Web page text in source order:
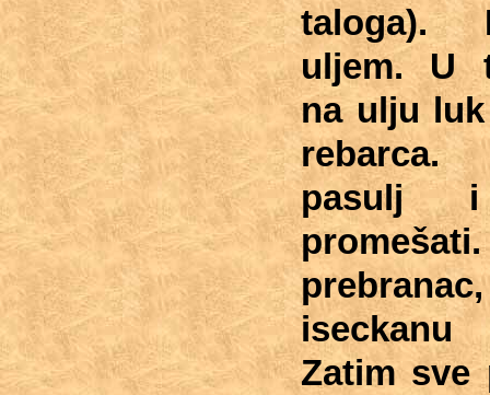
taloga).
uljem. U
na ulju
pasulj
iseckanu
Zatim sve